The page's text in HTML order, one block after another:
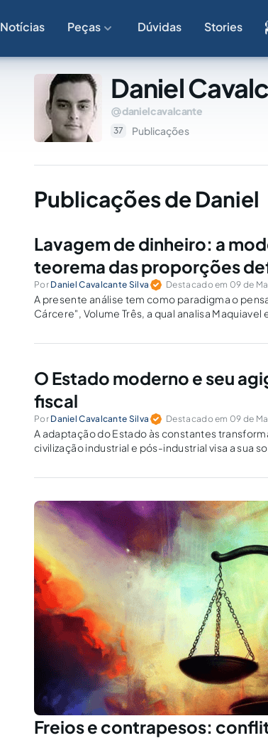
Notícias Peças Dúvidas Stories
Daniel
danielcavalcante
37 Publicações
Publicações de Daniel
Lavagem de dinheiro: a
teorema das proporções
Por Daniel Cavalcante Silva Destacado em 09 de
A presente análise tem como paradigma o
Cárcere", Volume Três, a qual analisa
O Estado moderno e seu
fiscal
Por Daniel Cavalcante Silva Destacado em 09 de
A adaptação do Estado às constantes
civilização industrial e pós-industrial visa a sua
Freios e contrapesos: